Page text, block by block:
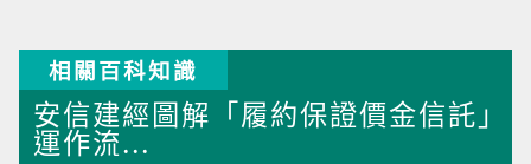
相關百科知識
安信建經圖解「履約保證價金信託」
運作流...